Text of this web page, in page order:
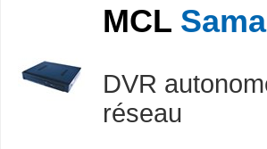
MCL
DVR
réseau